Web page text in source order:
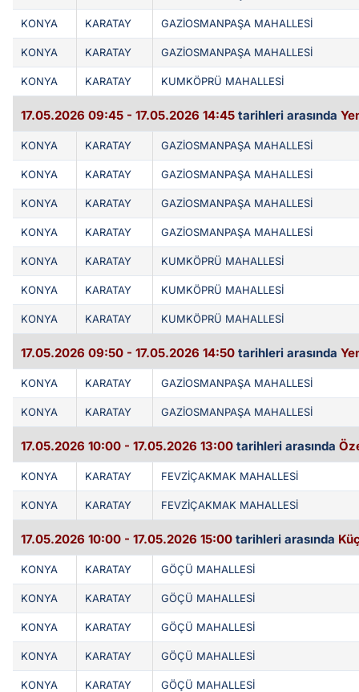
KONYA KARATAY GAZİOSMANPAŞA MAHALLESİ
KONYA KARATAY GAZİOSMANPAŞA MAHALLESİ
KONYA KARATAY KUMKÖPRÜ MAHALLESİ
17.05.2026 09:45 - 17.05.2026 14:45 tarihleri arasında
KONYA KARATAY GAZİOSMANPAŞA MAHALLESİ
KONYA KARATAY GAZİOSMANPAŞA MAHALLESİ
KONYA KARATAY GAZİOSMANPAŞA MAHALLESİ
KONYA KARATAY GAZİOSMANPAŞA MAHALLESİ
KONYA KARATAY KUMKÖPRÜ MAHALLESİ
KONYA KARATAY KUMKÖPRÜ MAHALLESİ
KONYA KARATAY KUMKÖPRÜ MAHALLESİ
17.05.2026 09:50 - 17.05.2026 14:50 tarihleri arasında
KONYA KARATAY GAZİOSMANPAŞA MAHALLESİ
KONYA KARATAY GAZİOSMANPAŞA MAHALLESİ
17.05.2026 10:00 - 17.05.2026 13:00 tarihleri arasında
KONYA KARATAY FEVZİÇAKMAK MAHALLESİ
KONYA KARATAY FEVZİÇAKMAK MAHALLESİ
17.05.2026 10:00 - 17.05.2026 15:00 tarihleri arasında
KONYA KARATAY GÖÇÜ MAHALLESİ
KONYA KARATAY GÖÇÜ MAHALLESİ
KONYA KARATAY GÖÇÜ MAHALLESİ
KONYA KARATAY GÖÇÜ MAHALLESİ
KONYA KARATAY GÖÇÜ MAHALLESİ